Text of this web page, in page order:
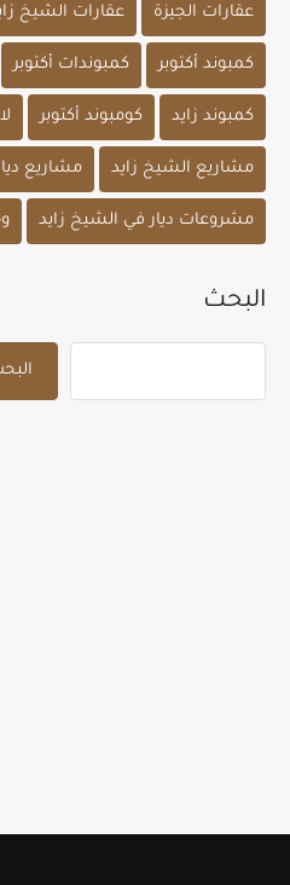
عقارات الجيزة عقارات الشيخ
كمبوند أكتوبر كمبوندات أكتوبر
كمبوند زايد كومبوند أكتوبر
مشاريع الشيخ زايد مشاريع
مشروعات ديار في الشيخ زايد
البحث